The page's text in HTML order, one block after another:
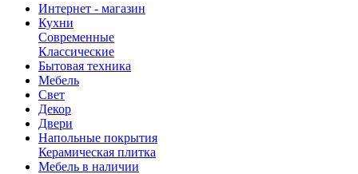
Интернет - магазин
Кухни
Современные
Классические
Бытовая техника
Мебель
Свет
Декор
Двери
Напольные покрытия
Керамическая плитка
Мебель в наличии